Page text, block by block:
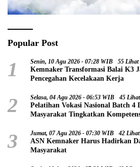
Popular Post
1 Senin, 10 Agu 2026 - 07:28 WIB 55 Lihat
Kemnaker Transformasi Balai K3
Pencegahan Kecelakaan Kerja
2 Selasa, 04 Agu 2026 - 06:53 WIB 45 Lihat
Pelatihan Vokasi Nasional Batch
Masyarakat Tingkatkan
3 Jumat, 07 Agu 2026 - 07:30 WIB 42 Lihat
ASN Kemnaker Harus Hadirkan
Masyarakat